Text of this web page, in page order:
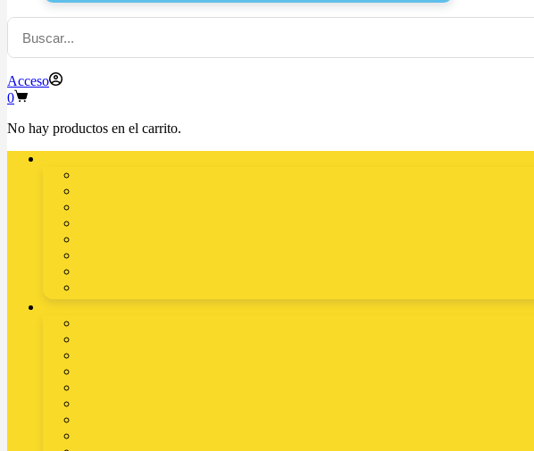
Acceso
0
No hay productos en el carrito.